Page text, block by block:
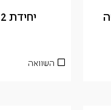
יחידת 2 מגירות ונייר מגבת
השוואה